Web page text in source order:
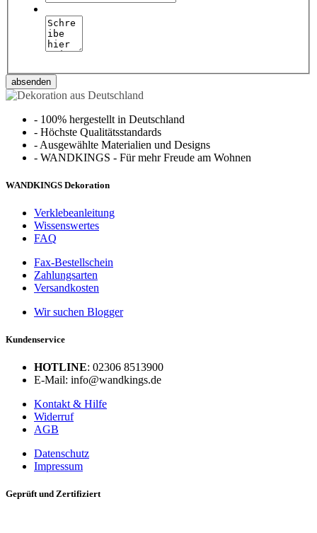
absenden
- 100% hergestellt in Deutschland
- Höchste Qualitätsstandards
- Ausgewählte Materialien und Designs
- WANDKINGS - Für mehr Freude am Wohnen
WANDKINGS Dekoration
Verklebeanleitung
Wissenswertes
FAQ
Fax-Bestellschein
Zahlungsarten
Versandkosten
Wir suchen Blogger
Kundenservice
HOTLINE: 02306 8513900
E-Mail: info@wandkings.de
Kontakt & Hilfe
Widerruf
AGB
Datenschutz
Impressum
Geprüft und Zertifiziert